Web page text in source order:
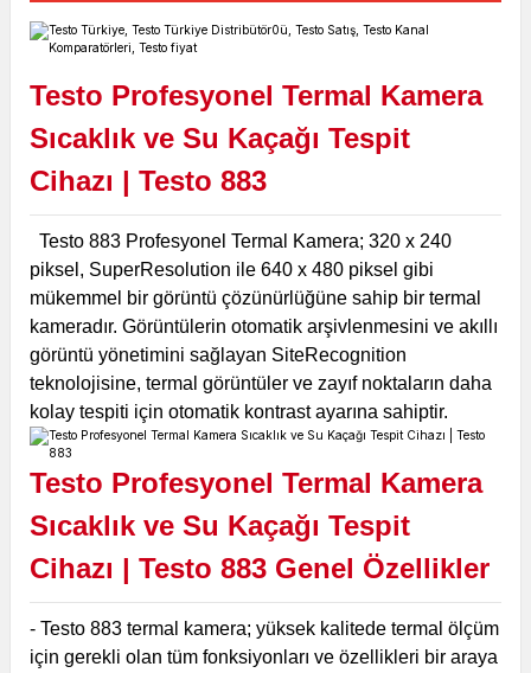
Testo Profesyonel Termal Kamera
Sıcaklık ve Su Kaçağı Tespit
Cihazı | Testo 883
Testo 883 Profesyonel Termal Kamera; 320 x 240
piksel, SuperResolution ile 640 x 480 piksel gibi
mükemmel bir görüntü çözünürlüğüne sahip bir termal
kameradır. Görüntülerin otomatik arşivlenmesini ve akıllı
görüntü yönetimini sağlayan SiteRecognition
teknolojisine, termal görüntüler ve zayıf noktaların daha
kolay tespiti için otomatik kontrast ayarına sahiptir.
Testo Profesyonel Termal Kamera
Sıcaklık ve Su Kaçağı Tespit
Cihazı | Testo 883 Genel Özellikler
- Testo 883 termal kamera; yüksek kalitede termal ölçüm
için gerekli olan tüm fonksiyonları ve özellikleri bir araya